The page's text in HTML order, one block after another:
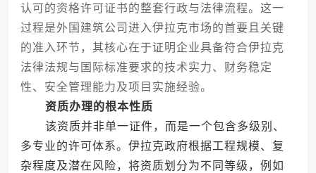
认可的资格许可证书的整套行政与法律流程。这一
过程是外国建筑公司进入伊拉克市场的首要且关键
的准入环节，其核心在于证明企业具备符合伊拉克
法律法规与国际标准要求的技术实力、财务稳定
性、安全管理能力及项目实施经验。
资质办理的根本性质
该资质并非单一证件，而是一个包含多级别、
多专业的许可体系。伊拉克政府根据工程规模、复
杂程度及潜在风险，将资质划分为不同等级，例如